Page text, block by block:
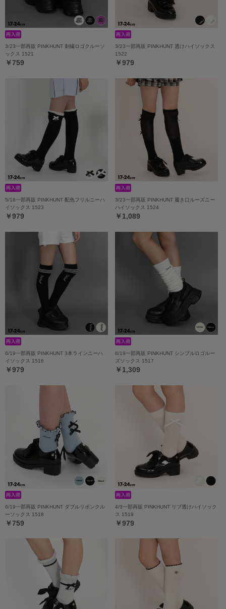
3/23一部再販 PINKHUNT 刺繍ロゴクルーソ
ックス 1521
￥759
3/23一部再販 PINKHUNT 透けハイソックス
1522
￥979
5/18一部再販 PINKHUNT 配色フリルニーハ
イソックス 1523
￥979
3/23一部再販 PINKHUNT 履き口ルーズニー
ハイソックス 1524
￥1,089
6/19一部再販 PINKHUNT 3本ラインニーハ
イソックス 1516
￥979
6/19一部再販 PINKHUNT シンプルロゴルー
ズソックス 1517
￥1,309
6/19一部再販 PINKHUNT ダブルリボンクル
ーソックス 1518
￥759
4/3一部再販 PINKHUNT リブ透けハイソック
ス 1519
￥979